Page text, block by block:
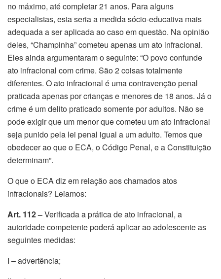
no máximo, até completar 21 anos. Para alguns
especialistas, esta seria a medida sócio-educativa mais
adequada a ser aplicada ao caso em questão. Na opinião
deles, “Champinha” cometeu apenas um ato infracional.
Eles ainda argumentaram o seguinte: “O povo confunde
ato infracional com crime. São 2 coisas totalmente
diferentes. O ato infracional é uma contravenção penal
praticada apenas por crianças e menores de 18 anos. Já o
crime é um delito praticado somente por adultos. Não se
pode exigir que um menor que cometeu um ato infracional
seja punido pela lei penal igual a um adulto. Temos que
obedecer ao que o ECA, o Código Penal, e a Constituição
determinam”.
O que o ECA diz em relação aos chamados atos
infracionais? Leiamos:
Art. 112 –Verificada a prática de ato infracional, a
autoridade competente poderá aplicar ao adolescente as
seguintes medidas:
I – advertência;